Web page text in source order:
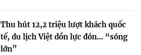
Thu hút 12,2 triệu lượt khách quốc
tế, du lịch Việt dồn lực đón… “sóng
lớn”